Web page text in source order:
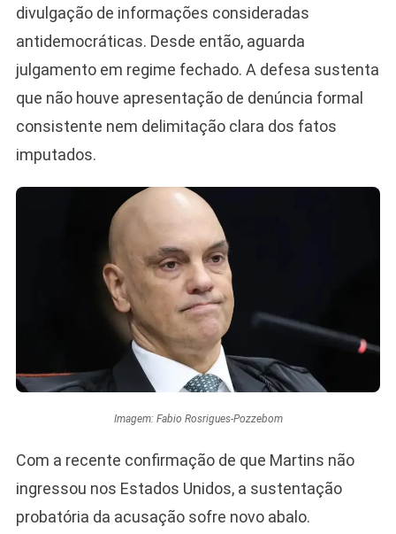
divulgação de informações consideradas
antidemocráticas. Desde então, aguarda
julgamento em regime fechado. A defesa sustenta
que não houve apresentação de denúncia formal
consistente nem delimitação clara dos fatos
imputados.
Imagem: Fabio Rosrigues-Pozzebom
Com a recente confirmação de que Martins não
ingressou nos Estados Unidos, a sustentação
probatória da acusação sofre novo abalo.